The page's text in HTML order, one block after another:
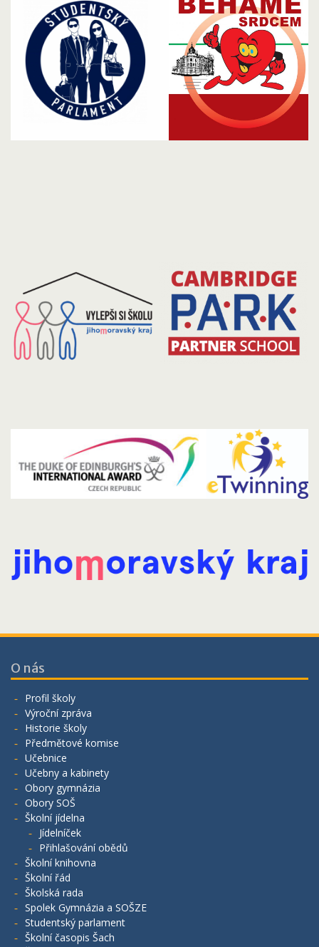
O nás
Profil školy
Výroční zpráva
Historie školy
Předmětové komise
Učebnice
Učebny a kabinety
Obory gymnázia
Obory SOŠ
Školní jídelna
Jídelníček
Přihlašování obědů
Školní knihovna
Školní řád
Školská rada
Spolek Gymnázia a SOŠZE
Studentský parlament
Školní časopis Šach